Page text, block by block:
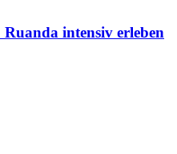
intensiv erleben